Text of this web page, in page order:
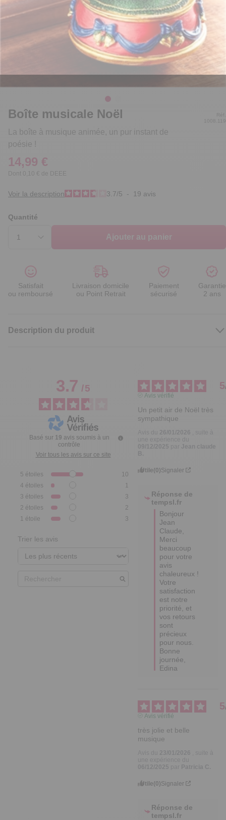
Boîte musicale Noël
La boîte à musique animée, un pur instant de
poésie !
Réf.
1008.119
14,99 €
Dont 0,10 € de DEEE
Voir la description 3.7/5 - 19 avis
Quantité
Ajouter au panier
Satisfait
ou remboursé
Livraison domicile
ou Point Retrait
Paiement
sécurisé
Garantie
2 ans
Description du produit
3.7/5
Basé sur 19 avis soumis à un
contrôle
Voir tous les avis sur ce site
5 étoiles
10
4 étoiles
1
3 étoiles
3
2 étoiles
2
1 étoile 3
Trier les avis
5
Avis vérifié
Un petit air de Noël très
sympathique
26/01/2026
une expérience du
09/12/2025
par Jean claude
B.
Utile(0)Signaler
Réponse de
tempsl.fr
Bonjour
Jean
Claude,
Merci
beaucoup
pour votre
avis
chaleureux !
Votre
satisfaction
est notre
priorité, et
vos retours
sont
précieux
pour nous.
Bonne
journée,
Edina
5
Avis vérifié
très jolie et belle
musique
Utile(0)Signaler
Réponse de
tempsl.fr